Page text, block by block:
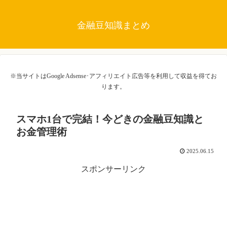
金融豆知識まとめ
※当サイトはGoogle Adsense･アフィリエイト広告等を利用して収益を得てお
ります。
スマホ1台で完結！今どきの金融豆知識と
お金管理術
2025.06.15
スポンサーリンク